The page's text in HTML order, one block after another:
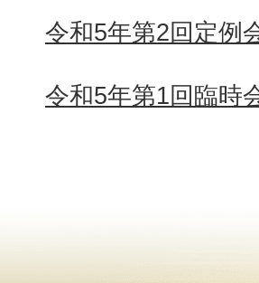
令和5年第2回定例
令和5年第1回臨時